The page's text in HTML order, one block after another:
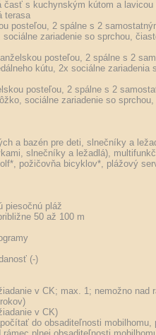
s kuchynským kútom a
terasa
posteľou, 2 spálne s 2
zariadenie so sprchou,
posteľou, 2 spálne s 2
kútu, 2x sociálne zariadenia
posteľou, 2 spálne s 2
sociálne zariadenie so
a bazén pre deti, slnečníky a
slnečníky a ležadlá),
požičovňa bicyklov*, plážový
piesočnú pláž
50 až 100 m
(-)
v CK; max. 1; nemožno nad
v CK)
do obsaditeľnosti